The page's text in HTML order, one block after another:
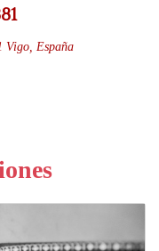
Vigo, España